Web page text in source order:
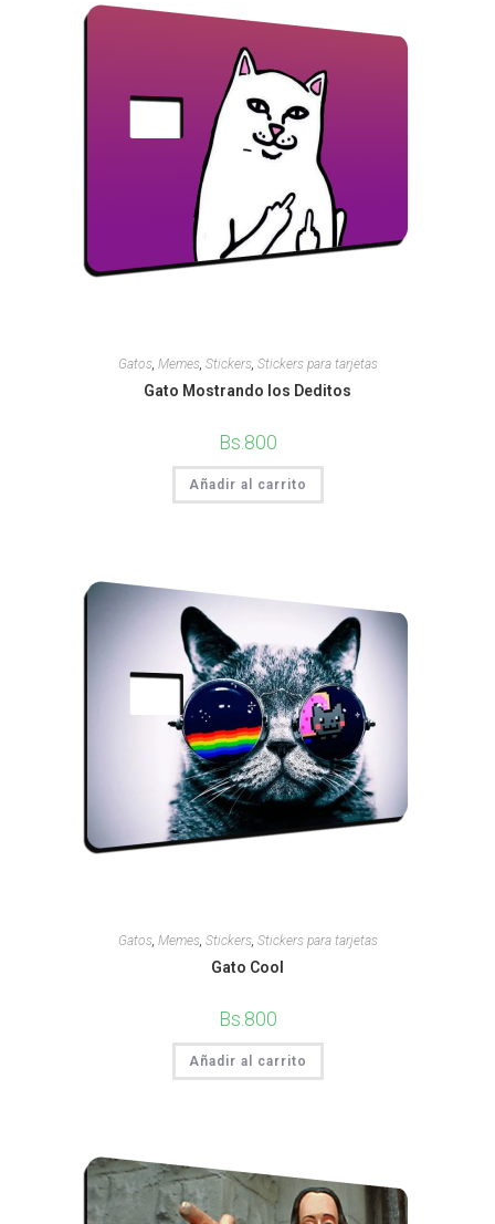
Gatos, Memes, Stickers, Stickers para tarjetas
Gato Mostrando los Deditos
Bs. 800
Añadir al carrito
Gatos, Memes, Stickers, Stickers para tarjetas
Gato Cool
Bs. 800
Añadir al carrito